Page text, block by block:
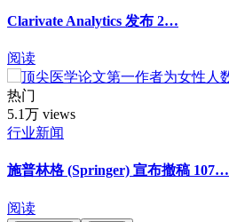
Clarivate Analytics 发布 2…
阅读
热门
5.1万 views
行业新闻
施普林格 (Springer) 宣布撤稿 107…
阅读